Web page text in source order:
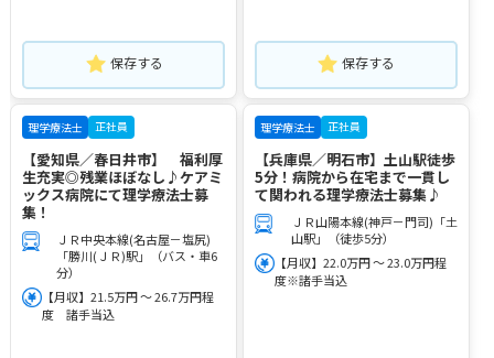
保存する 保存する
理学療法士 正社員
【愛知県／春日井市】 福利厚
生充実◎残業ほぼなし♪ケアミ
ックス病院にて理学療法士募
集！
ＪＲ中央本線(名古屋－塩尻)
「勝川(ＪＲ)駅」（バス・車6
分）
【月収】21.5万円 ～ 26.7万円程
度 諸手当込
理学療法士 正社員
【兵庫県／明石市】土山駅徒歩
5分！病院から在宅まで一貫し
て関われる理学療法士募集♪
ＪＲ山陽本線(神戸－門司)「土
山駅」（徒歩5分）
【月収】22.0万円 ～ 23.0万円程
度※諸手当込